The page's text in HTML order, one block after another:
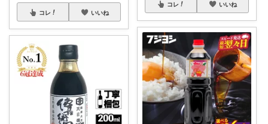
コレ いいね
コレ いいね